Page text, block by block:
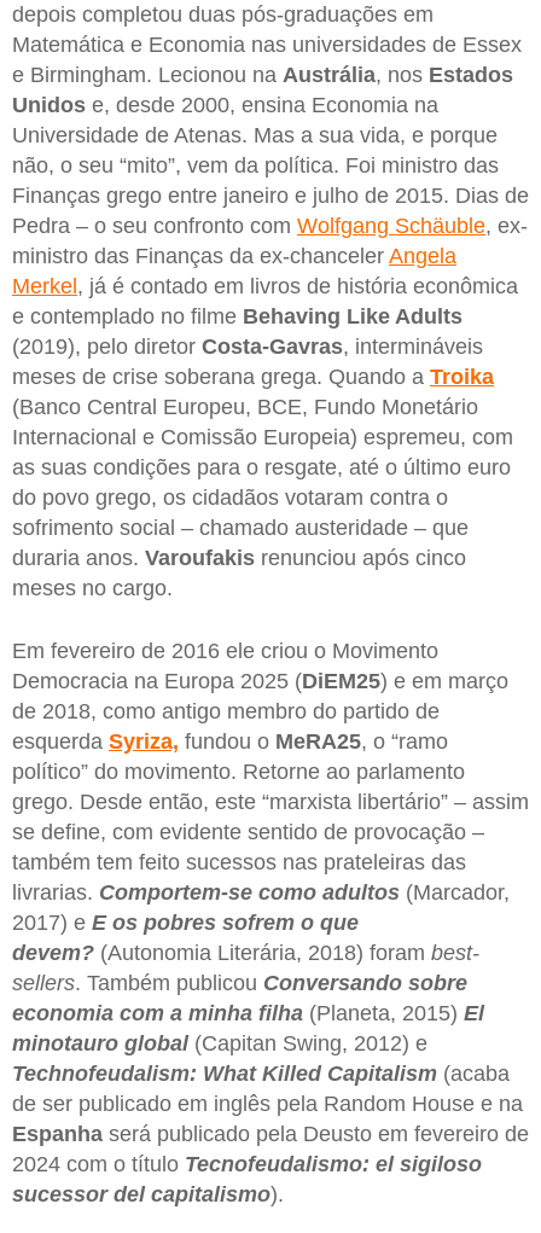
depois completou duas pós-graduações em
Matemática e Economia nas universidades de Essex
e Birmingham. Lecionou na Austrália, nos Estados
Unidos e, desde 2000, ensina Economia na
Universidade de Atenas. Mas a sua vida, e porque
não, o seu “mito”, vem da política. Foi ministro das
Finanças grego entre janeiro e julho de 2015. Dias de
Pedra – o seu confronto com Wolfgang Schäuble, ex-
ministro das Finanças da ex-chanceler Angela
Merkel, já é contado em livros de história econômica
e contemplado no filme Behaving Like Adults
(2019), pelo diretor Costa-Gavras, intermináveis ​​
meses de crise soberana grega. Quando a Troika
(Banco Central Europeu, BCE, Fundo Monetário
Internacional e Comissão Europeia) espremeu, com
as suas condições para o resgate, até o último euro
do povo grego, os cidadãos votaram contra o
sofrimento social – chamado austeridade – que
duraria anos. Varoufakis renunciou após cinco
meses no cargo.
Em fevereiro de 2016 ele criou o Movimento
Democracia na Europa 2025 (DiEM25) e em março
de 2018, como antigo membro do partido de
esquerda Syriza, fundou o MeRA25, o “ramo
político” do movimento. Retorne ao parlamento
grego. Desde então, este “marxista libertário” – assim
se define, com evidente sentido de provocação –
também tem feito sucessos nas prateleiras das
livrarias. Comportem-se como adultos (Marcador,
2017) e E os pobres sofrem o que
devem? (Autonomia Literária, 2018) foram best-
sellers. Também publicou Conversando sobre
economia com a minha filha (Planeta, 2015) El
minotauro global(Capitan Swing, 2012) e
Technofeudalism: What Killed Capitalism (acaba
de ser publicado em inglês pela Random House e na
Espanha será publicado pela Deusto em fevereiro de
2024 com o título Tecnofeudalismo: el sigiloso
sucessor del capitalismo).